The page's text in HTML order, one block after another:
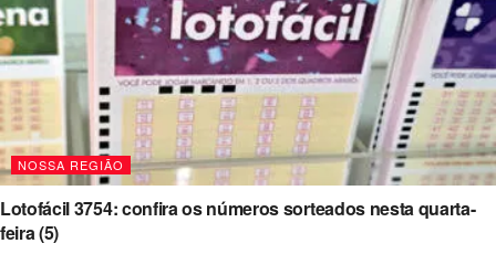
NOSSA REGIÃO
Lotofácil 3754: confira os números sorteados nesta quarta-
feira (5)